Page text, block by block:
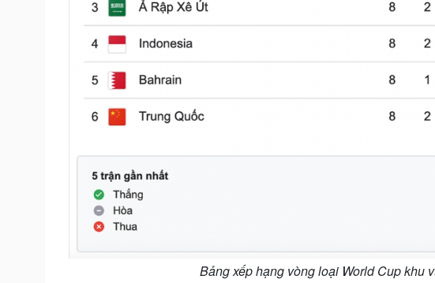
Bảng xếp hạng vòng loại World Cup khu